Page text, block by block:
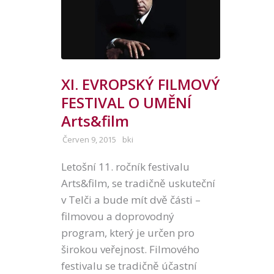
XI. EVROPSKÝ FILMOVÝ
FESTIVAL O UMĚNÍ
Arts&film
Červen 9, 2015 bki
Letošní 11. ročník festivalu
Arts&film, se tradičně uskuteční
v Telči a bude mít dvě části –
filmovou a doprovodný
program, který je určen pro
širokou veřejnost. Filmového
festivalu se tradičně účastní